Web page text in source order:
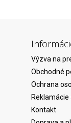
Výzva na
Obchodné
Ochrana
Kontakt